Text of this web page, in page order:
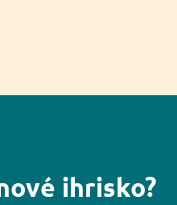
ihrisko?